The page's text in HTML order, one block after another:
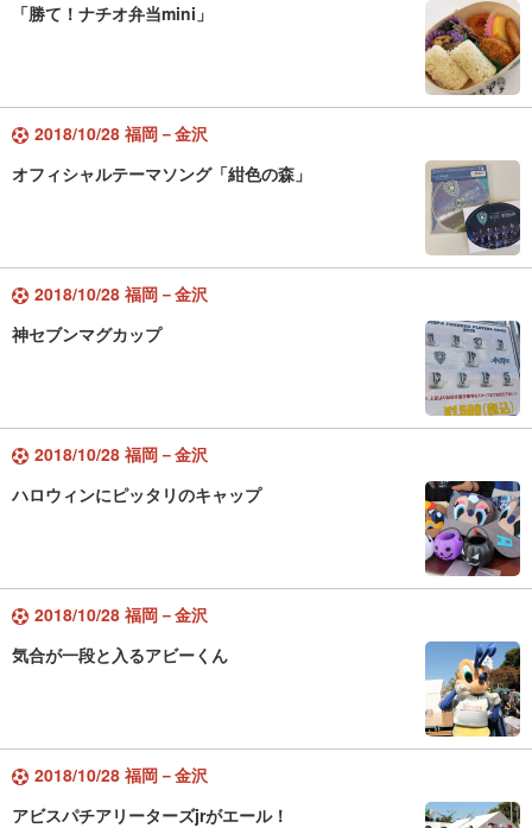
「勝て！ナチオ弁当mini」
2018/10/28 福岡－金沢
オフィシャルテーマソング「紺色の森」
2018/10/28 福岡－金沢
神セブンマグカップ
2018/10/28 福岡－金沢
ハロウィンにピッタリのキャップ
2018/10/28 福岡－金沢
気合が一段と入るアビーくん
2018/10/28 福岡－金沢
アビスパチアリーターズjrがエール！